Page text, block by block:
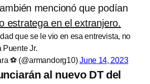
mencionó que podían
estratega en el extranjero.
que se le vio en esa entrevista, no
Puente Jr.
⚽ (@armandorg10)June 14, 2023
al nuevo DT del